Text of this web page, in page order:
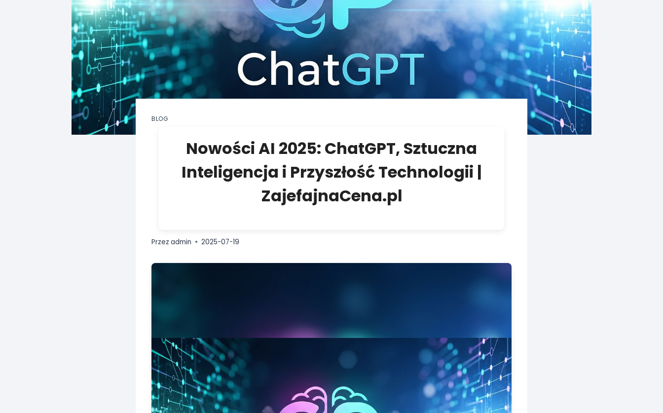
BLOG
Nowości AI 2025: ChatGPT, Sztuczna
Inteligencja i Przyszłość Technologii |
ZajefajnaCena.pl
Przez admin 2025-07-19